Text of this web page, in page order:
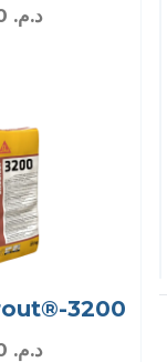
د.م.
3200
د.م.